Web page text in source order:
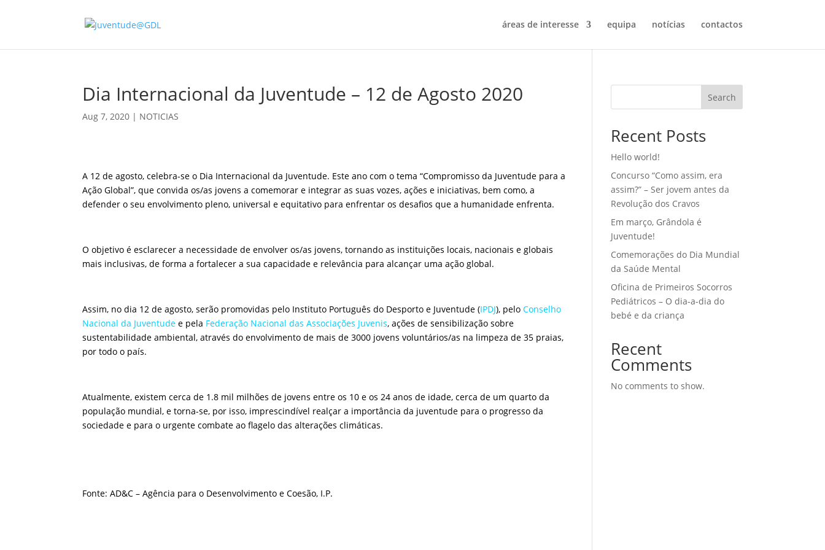
áreas de interesse equipa notícias contactos
Dia Internacional da Juventude – 12 de Agosto 2020
Aug 7, 2020 | NOTICIAS
A 12 de agosto, celebra-se o Dia Internacional da Juventude. Este ano com o tema “Compromisso da Juventude para a
Ação Global”, que convida os/as jovens a comemorar e integrar as suas vozes, ações e iniciativas, bem como, a
defender o seu envolvimento pleno, universal e equitativo para enfrentar os desafios que a humanidade enfrenta.
O objetivo é esclarecer a necessidade de envolver os/as jovens, tornando as instituições locais, nacionais e globais
mais inclusivas, de forma a fortalecer a sua capacidade e relevância para alcançar uma ação global.
Assim, no dia 12 de agosto, serão promovidas pelo Instituto Português do Desporto e Juventude (IPDJ), pelo Conselho
Nacional da Juventude e pela Federação Nacional das Associações Juvenis, ações de sensibilização sobre
sustentabilidade ambiental, através do envolvimento de mais de 3000 jovens voluntários/as na limpeza de 35 praias,
por todo o país.
Atualmente, existem cerca de 1.8 mil milhões de jovens entre os 10 e os 24 anos de idade, cerca de um quarto da
população mundial, e torna-se, por isso, imprescindível realçar a importância da juventude para o progresso da
sociedade e para o urgente combate ao flagelo das alterações climáticas.
Fonte: AD&C – Agência para o Desenvolvimento e Coesão, I.P.
Search
Recent Posts
Hello world!
Concurso “Como assim, era
assim?” – Ser jovem antes da
Revolução dos Cravos
Em março, Grândola é
Juventude!
Comemorações do Dia Mundial
da Saúde Mental
Oficina de Primeiros Socorros
Pediátricos – O dia-a-dia do
bebé e da criança
Recent
Comments
No comments to show.